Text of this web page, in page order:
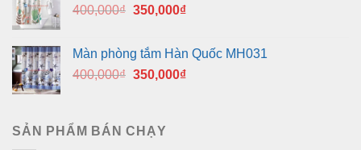
350,000₫.
400,000₫ Giá
400,000₫.
350,000₫Giá
là:
350,000₫.
Màn phòng tắm Hàn Quốc MH031
400,000₫ Giá
400,000₫.
350,000₫Giá
SẢN PHẨM BÁN CHẠY